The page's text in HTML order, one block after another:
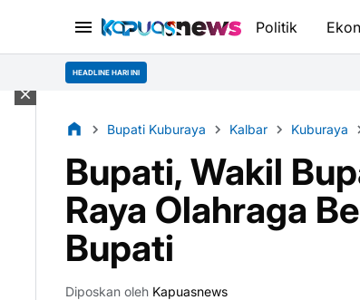
Politik
HEADLINE HARI INI
Bupati Kuburaya Kalbar Kuburaya
Bupati, Wakil
Raya Olahraga
Bupati
Diposkan oleh Kapuasnews